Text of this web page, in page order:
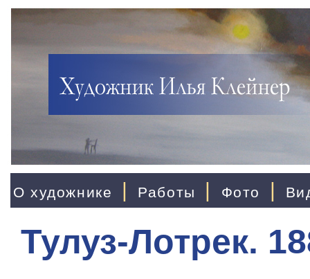
О художнике | Работы | Фото |
Тулуз-Лотрек.